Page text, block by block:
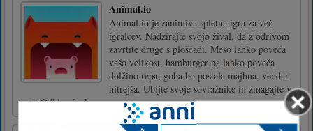
Animal.io
Animal.io je zanimiva spletna igra za več
igralcev. Nadzirajte svojo žival, da z odrivom
zavrtite druge s ploščadi. Meso lahko poveča
vašo velikost, hamburger pa lahko poveča
dolžino repa, goba bo postala majhna, vendar
hitrejša. Ubijte svoje sovražnike in zmagajte v
igri! Odklen [...]